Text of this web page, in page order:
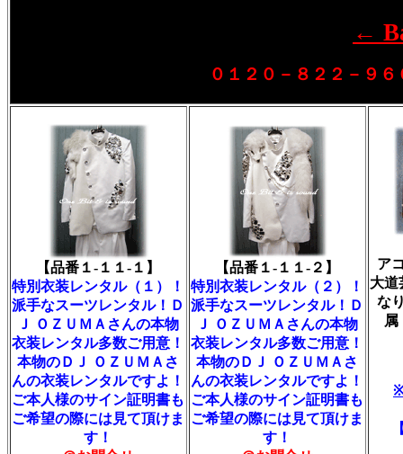
←
０１２０－８２２－９
【品番１-１１-１】
特別衣装レンタル（１）！
派手なスーツレンタル！Ｄ
Ｊ ＯＺＵＭＡさんの本物
衣装レンタル多数ご用意！
本物のＤＪ ＯＺＵＭＡさ
んの衣装レンタルですよ！
ご本人様のサイン証明書も
ご希望の際には見て頂けま
す！
【品番１-１１-２】
特別衣装レンタル（２）！
派手なスーツレンタル！Ｄ
Ｊ ＯＺＵＭＡさんの本物
衣装レンタル多数ご用意！
本物のＤＪ ＯＺＵＭＡさ
んの衣装レンタルですよ！
ご本人様のサイン証明書も
ご希望の際には見て頂けま
す！
ア
大道
な
属